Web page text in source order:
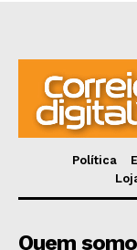
Política
Quem